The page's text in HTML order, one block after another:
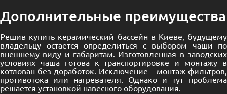
Дополнительные преимущества
Решив купить керамический бассейн в Киеве, будущему
владельцу остается определиться с выбором чаши по
внешнему виду и габаритам. Изготовленная в заводских
условиях чаша готова к транспортировке и монтажу в
котлован без доработок. Исключение – монтаж фильтров,
противотока или нагревателя. Однако и тут проблема
решается установкой навесного оборудования.